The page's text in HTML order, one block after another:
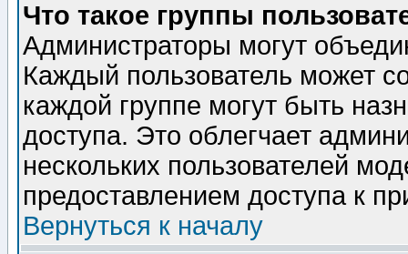
Что такое группы
Администраторы могут
Каждый пользователь может
каждой группе могут быть
доступа. Это облегчает
нескольких пользователей
предоставлением доступа к
Вернуться к началу